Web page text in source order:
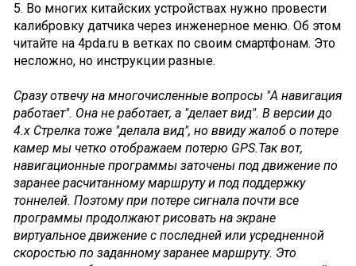
5. Во многих китайских устройствах нужно провести
калибровку датчика через инженерное меню. Об этом
читайте на 4pda.ru в ветках по своим смартфонам. Это
несложно, но инструкции разные.
Сразу отвечу на многочисленные вопросы "А навигация
работает". Она не работает, а "делает вид". В версии до
4.х Стрелка тоже "делала вид", но ввиду жалоб о потере
камер мы четко отображаем потерю GPS.Так вот,
навигационные программы заточены под движение по
заранее расчитанному маршруту и под поддержку
тоннелей. Поэтому при потере сигнала почти все
программы продолжают рисовать на экране
виртуальное движение с последней или усредненной
скоростью по заданному заранее маршруту. Это